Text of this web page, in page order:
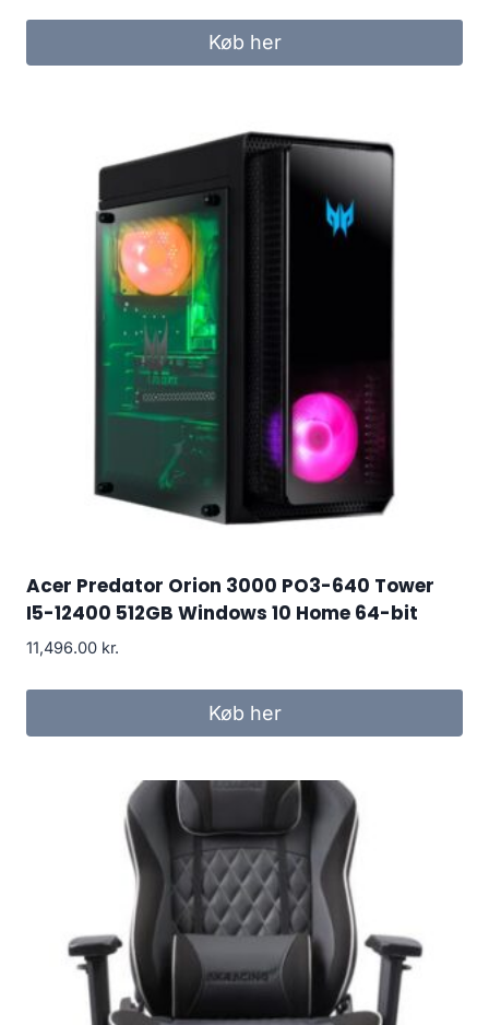
was:
is:
249.00 kr..
Køb her
Acer Predator Orion 3000 PO3-640 Tower
I5-12400 512GB Windows 10 Home 64-bit
11,496.00 kr.
Køb her